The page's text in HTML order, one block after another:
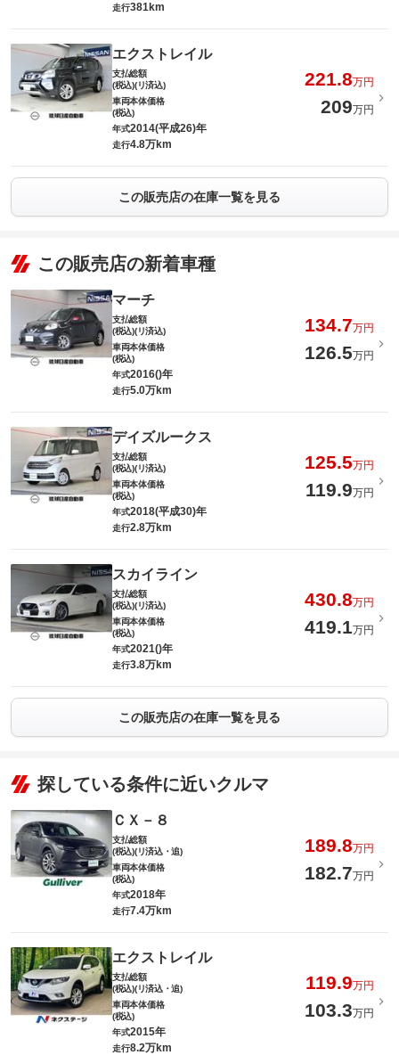
走行381km
エクストレイル
支払総額
(税込)(リ済込)
221.8万円
車両本体価格
(税込)
209万円
年式2014(平成26)年
走行4.8万km
この販売店の在庫一覧を見る
この販売店の新着車種
マーチ
支払総額
(税込)(リ済込)
134.7万円
車両本体価格
(税込)
126.5万円
年式2016()年
走行5.0万km
デイズルークス
支払総額
(税込)(リ済込)
125.5万円
車両本体価格
(税込)
119.9万円
年式2018(平成30)年
走行2.8万km
スカイライン
支払総額
(税込)(リ済込)
430.8万円
車両本体価格
(税込)
419.1万円
年式2021()年
走行3.8万km
この販売店の在庫一覧を見る
探している条件に近いクルマ
ＣＸ－８
支払総額
(税込)(リ済込・追)
189.8万円
車両本体価格
(税込)
182.7万円
年式2018年
走行7.4万km
エクストレイル
支払総額
(税込)(リ済込・追)
119.9万円
車両本体価格
(税込)
103.3万円
年式2015年
走行8.2万km